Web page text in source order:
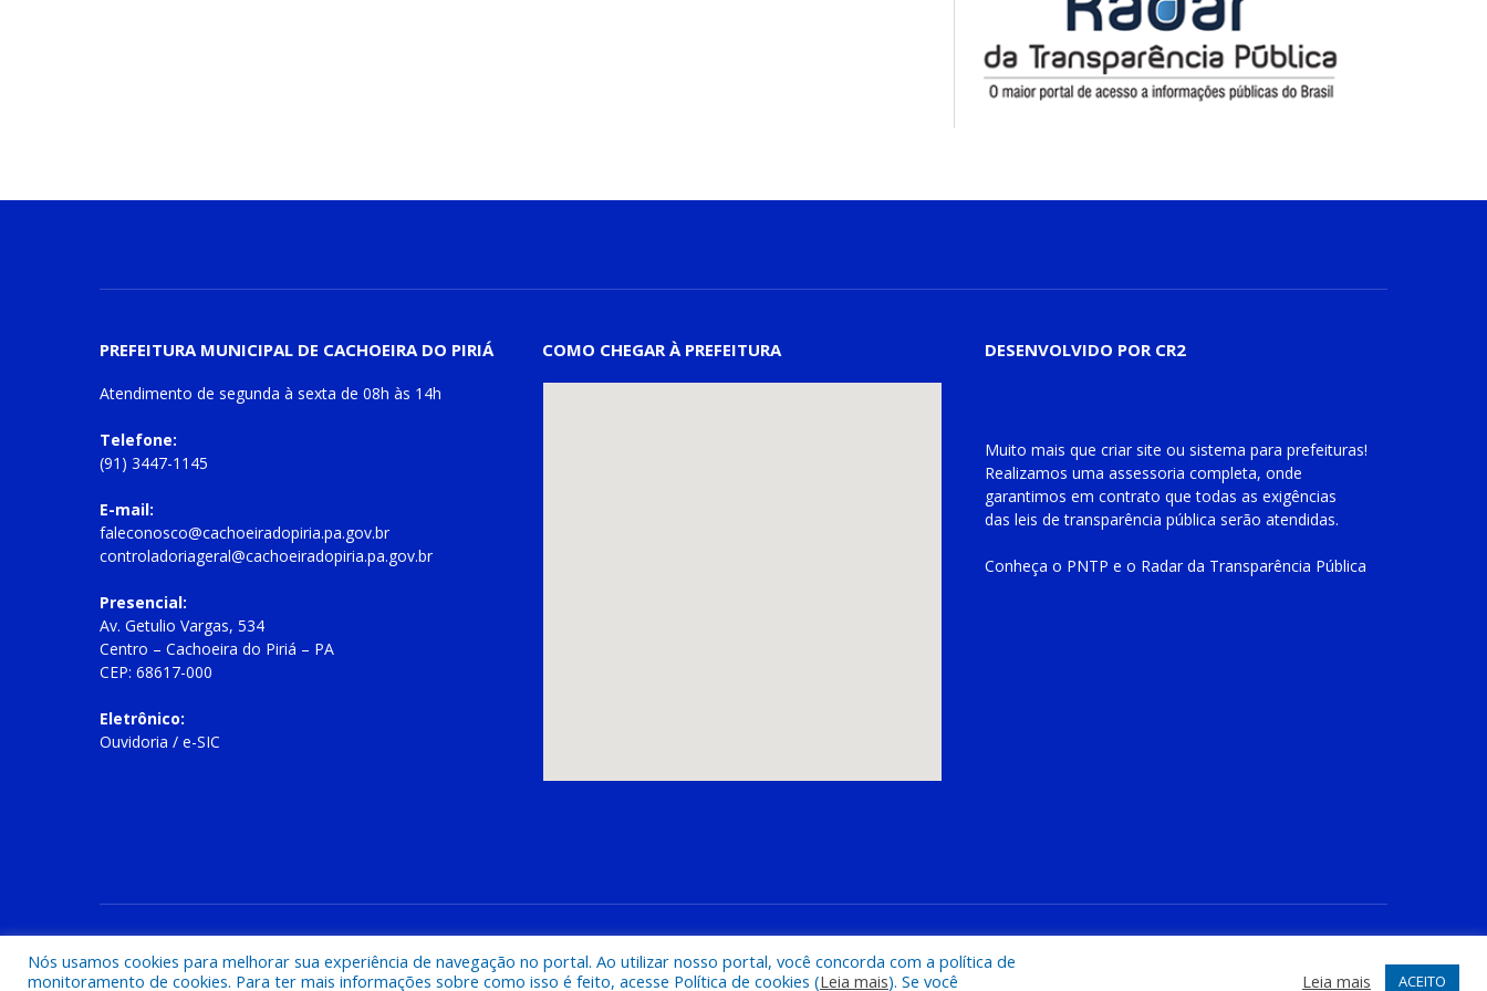
PREFEITURA MUNICIPAL DE CACHOEIRA DO PIRIÁ
Atendimento de segunda à sexta de 08h às 14h
Telefone:
(91) 3447-1145
E-mail:
faleconosco@cachoeiradopiria.pa.gov.br
controladoriageral@cachoeiradopiria.pa.gov.br
Presencial:
Av. Getulio Vargas, 534
Centro – Cachoeira do Piriá – PA
CEP: 68617-000
Eletrônico:
Ouvidoria / e-SIC
COMO CHEGAR À PREFEITURA DESENVOLVIDO POR CR2
Muito mais que criar site ou sistema para prefeituras!
Realizamos uma assessoria completa, onde
garantimos em contrato que todas as exigências
das leis de transparência pública serão atendidas.
Conheça o PNTP e o Radar da Transparência Pública
Nós usamos cookies para melhorar sua experiência de navegação no portal. Ao utilizar nosso portal, você concorda com a política de
monitoramento de cookies. Para ter mais informações sobre como isso é feito, acesse Política de cookies (Leia mais). Se você
Leia mais ACEITO